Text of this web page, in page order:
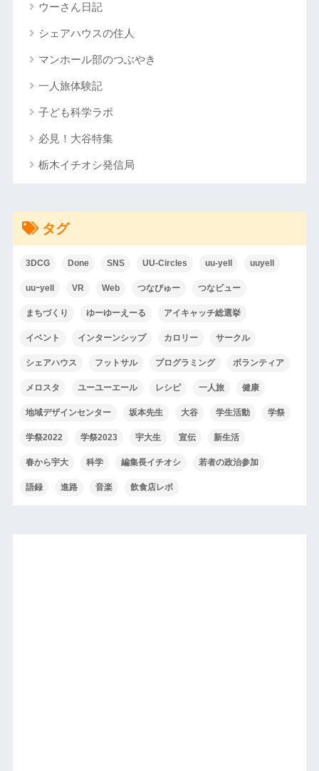
ウーさん日記
シェアハウスの住人
マンホール部のつぶやき
一人旅体験記
子ども科学ラボ
必見！大谷特集
栃木イチオシ発信局
タグ
3DCG Done SNS UU-Circles uu-yell uuyell
uuｰyell VR Web つなびゅー つなビュー
まちづくり ゆーゆーえーる アイキャッチ総選挙
イベント インターンシップ カロリー サークル
シェアハウス フットサル プログラミング ボランティア
メロスタ ユーユーエール レシピ 一人旅 健康
地域デザインセンター 坂本先生 大谷 学生活動 学祭
学祭2022 学祭2023 宇大生 宣伝 新生活
春から宇大 科学 編集長イチオシ 若者の政治参加
語録 進路 音楽 飲食店レポ